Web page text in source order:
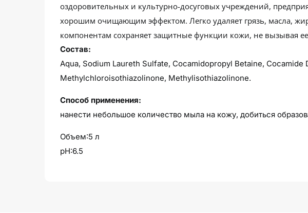
оздоровительных и культурно-досуговых учреждений,
хорошим очищающим эффектом. Легко удаляет грязь, масла,
компонентам сохраняет защитные функции кожи, не вызывая
Состав:
Aqua, Sodium Laureth Sulfate, Cocamidopropyl Betaine,
Methylchloroisothiazolinone, Methylisothiazolinone.
Способ применения:
нанести небольшое количество мыла на кожу, добиться
Объем:5 л
рН:6.5